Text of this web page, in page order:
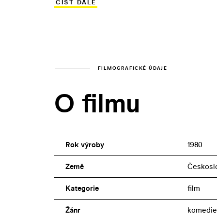
dokončené roli se v něm objevuje Jiří
ČÍST DÁLE
FILMOGRAFICKÉ ÚDAJE
O filmu
Rok výroby 1980
Země
Kategorie film
Žánr komedie